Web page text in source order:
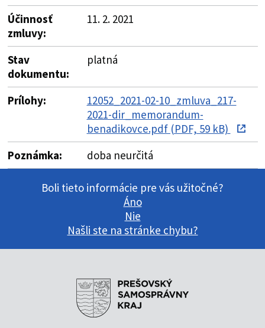
Účinnosť
zmluvy:
11. 2. 2021
Stav
dokumentu:
platná
Prílohy:
12052_2021-02-10_zmluva_217-
2021-dir_memorandum-
benadikovce.pdf (PDF, 59 kB)
Poznámka:
doba neurčitá
Boli tieto informácie pre vás užitočné?
Áno
Nie
Našli ste na stránke chybu?